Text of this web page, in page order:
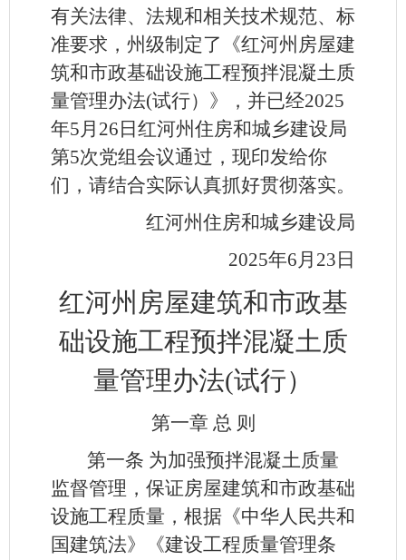
有关法律、法规和相关技术规范、标
准要求，州级制定了《红河州房屋建
筑和市政基础设施工程预拌混凝土质
量管理办法(试行）》，并已经2025
年5月26日红河州住房和城乡建设局
第5次党组会议通过，现印发给你
们，请结合实际认真抓好贯彻落实。
红河州住房和城乡建设局
2025年6月23日
红河州房屋建筑和市政基
础设施工程预拌混凝土质
量管理办法(试行）
第一章 总 则
第一条 为加强预拌混凝土质量
监督管理，保证房屋建筑和市政基础
设施工程质量，根据《中华人民共和
国建筑法》《建设工程质量管理条